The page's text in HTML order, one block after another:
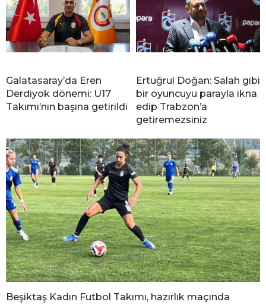
Galatasaray’da Eren
Derdiyok dönemi: U17
Takımı’nın başına getirildi
Ertuğrul Doğan: Salah gibi
bir oyuncuyu parayla ikna
edip Trabzon’a
getiremezsiniz
Beşiktaş Kadın Futbol Takımı, hazırlık maçında